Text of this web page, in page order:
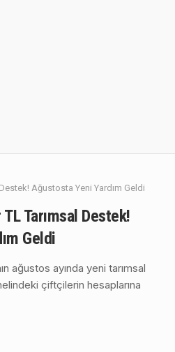
Ağustosta Yeni Yardım Geldi
Tarımsal Destek!
Geldi
ağustos ayında yeni tarımsal
çiftçilerin hesaplarına